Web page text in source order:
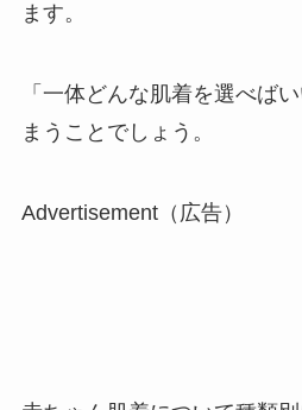
ます。
「一体どんな肌着を選べば
まうことでしょう。
Advertisement（広告）